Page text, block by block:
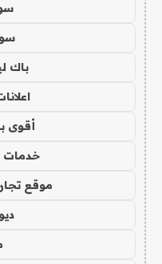
باك
أقوى
خدمات با
موقع